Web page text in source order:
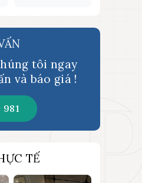
tôi ngay
và báo giá !
TẾ